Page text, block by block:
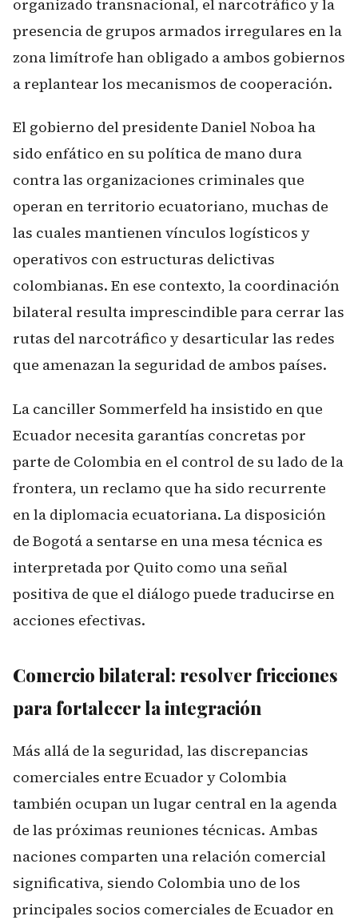
organizado transnacional, el narcotráfico y la
presencia de grupos armados irregulares en la
zona limítrofe han obligado a ambos gobiernos
a replantear los mecanismos de cooperación.
El gobierno del presidente Daniel Noboa ha
sido enfático en su política de mano dura
contra las organizaciones criminales que
operan en territorio ecuatoriano, muchas de
las cuales mantienen vínculos logísticos y
operativos con estructuras delictivas
colombianas. En ese contexto, la coordinación
bilateral resulta imprescindible para cerrar las
rutas del narcotráfico y desarticular las redes
que amenazan la seguridad de ambos países.
La canciller Sommerfeld ha insistido en que
Ecuador necesita garantías concretas por
parte de Colombia en el control de su lado de la
frontera, un reclamo que ha sido recurrente
en la diplomacia ecuatoriana. La disposición
de Bogotá a sentarse en una mesa técnica es
interpretada por Quito como una señal
positiva de que el diálogo puede traducirse en
acciones efectivas.
Comercio bilateral: resolver fricciones
para fortalecer la integración
Más allá de la seguridad, las discrepancias
comerciales entre Ecuador y Colombia
también ocupan un lugar central en la agenda
de las próximas reuniones técnicas. Ambas
naciones comparten una relación comercial
significativa, siendo Colombia uno de los
principales socios comerciales de Ecuador en